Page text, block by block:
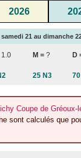
2026
21 au dimanche
1.0 M = ? D
25 N3
Coupe de
sont calculés que